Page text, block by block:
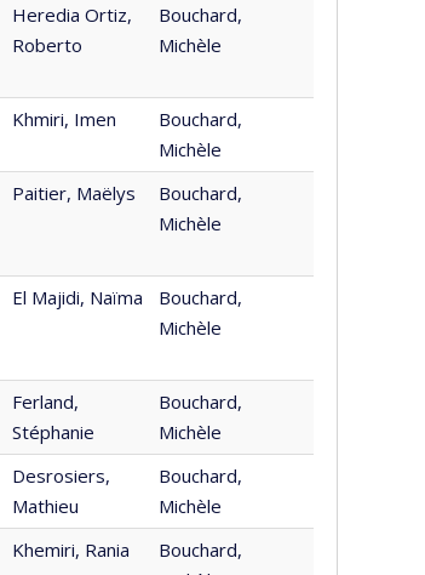
Heredia Ortiz,
Roberto
Bouchard,
Michèle
Khmiri, Imen
Bouchard,
Michèle
Paitier, Maëlys
Bouchard,
Michèle
El Majidi, Naïma
Bouchard,
Michèle
Ferland,
Stéphanie
Bouchard,
Michèle
Desrosiers,
Mathieu
Bouchard,
Michèle
Khemiri, Rania
Bouchard,